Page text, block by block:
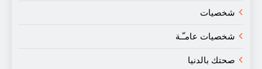
شخصيات
شخصيات عامـّـة
صحتك بالدنيا